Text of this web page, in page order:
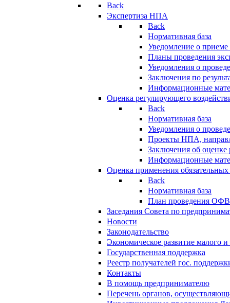
Back
Экспертиза НПА
Back
Нормативная база
Уведомление о
Планы проведения
Уведомления о
Заключения по
Информационные
Оценка регулирующего
Back
Нормативная база
Уведомления о
Проекты НПА,
Заключения об
Информационные
Оценка применения
Back
Нормативная база
План проведения
Заседания Совета по
Новости
Законодательство
Экономическое развитие малого и
Государственная поддержка
Реестр получателей гос.
Контакты
В помощь предпринимателю
Перечень органов,